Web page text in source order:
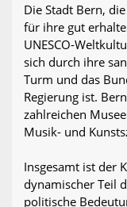
Die Stadt Bern,
für ihre gut
UNESCO-
sich durch ihre
Turm und das
Regierung ist.
zahlreichen
Musik- und
Insgesamt ist der
dynamischer Teil
politische